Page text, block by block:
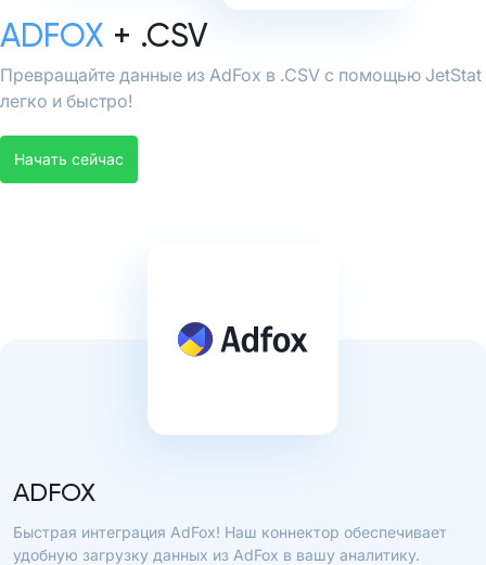
ADFOX + .CSV
Превращайте данные из AdFox в .CSV с помощью JetStat
легко и быстро!
Начать сейчас
ADFOX
Быстрая интеграция AdFox! Наш коннектор обеспечивает
удобную загрузку данных из AdFox в вашу аналитику.